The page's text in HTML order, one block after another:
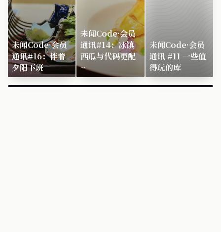
未闻Code·会员
通讯#16：伴着
夕阳下班
未闻Code·会员
通讯#14：冰镇
西瓜与代码更配
~
未闻Code·会员
通讯 #11 一些值
得玩的库